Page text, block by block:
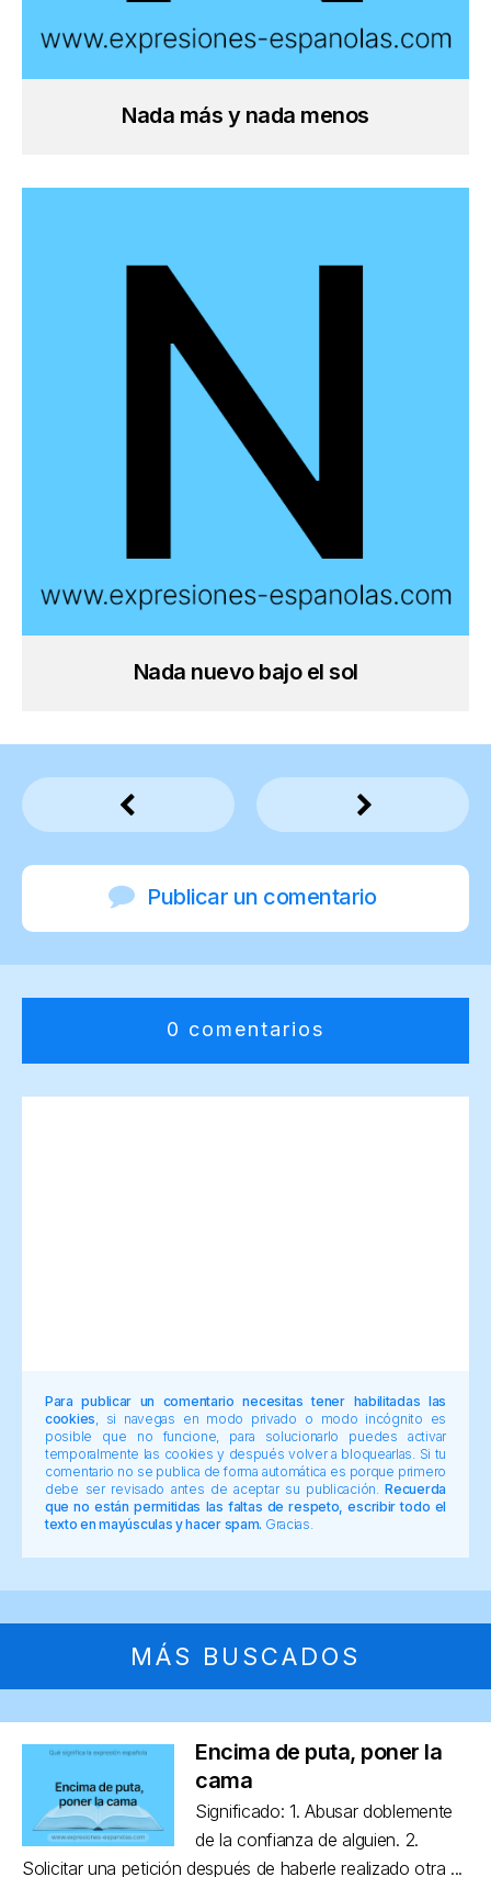
Nada más y nada menos
Nada nuevo bajo el sol
Publicar un comentario
0 comentarios
Para publicar un comentario necesitas tener habilitadas las
cookies , si navegas en modo privado o modo incógnito es
posible que no funcione, para solucionarlo puedes activar
temporalmente las cookies y después volver a bloquearlas. Si tu
comentario no se publica de forma automática es porque primero
debe ser revisado antes de aceptar su publicación.Recuerda
que no están permitidas las faltas de respeto, escribir todo el
texto en mayúsculas y hacer spam. Gracias.
MÁS BUSCADOS
Encima de puta, poner la
cama
Significado: 1. Abusar doblemente
de la confianza de alguien. 2.
Solicitar una petición después de haberle realizado otra ...